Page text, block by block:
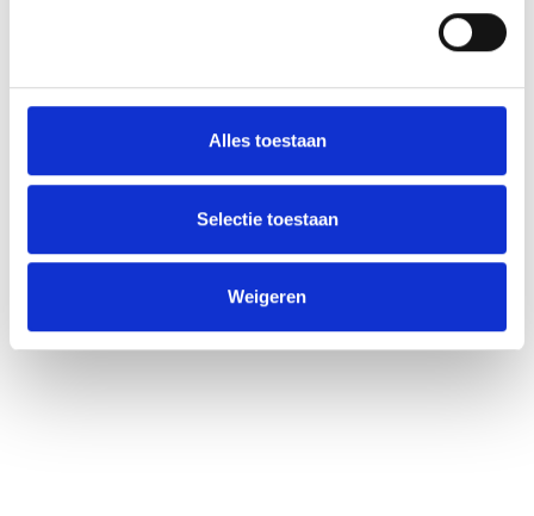
Alles toestaan
Selectie toestaan
Weigeren